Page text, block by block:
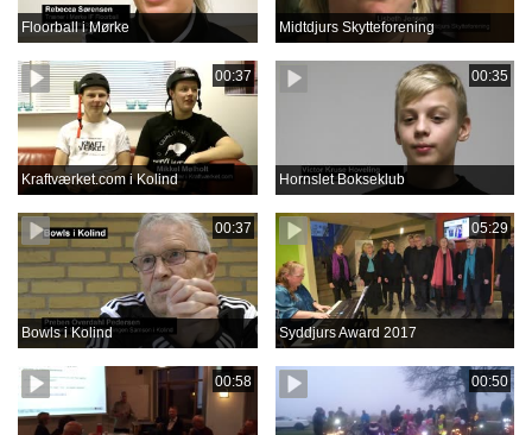
Floorball i Mørke Midtdjurs Skytteforening
00:37
Kraftværket.com i Kolind
00:35
Hornslet Bokseklub
00:37
Bowls i Kolind
05:29
Syddjurs Award 2017
00:58 00:50